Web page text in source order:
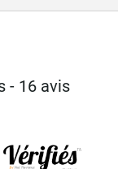
- 16 avis